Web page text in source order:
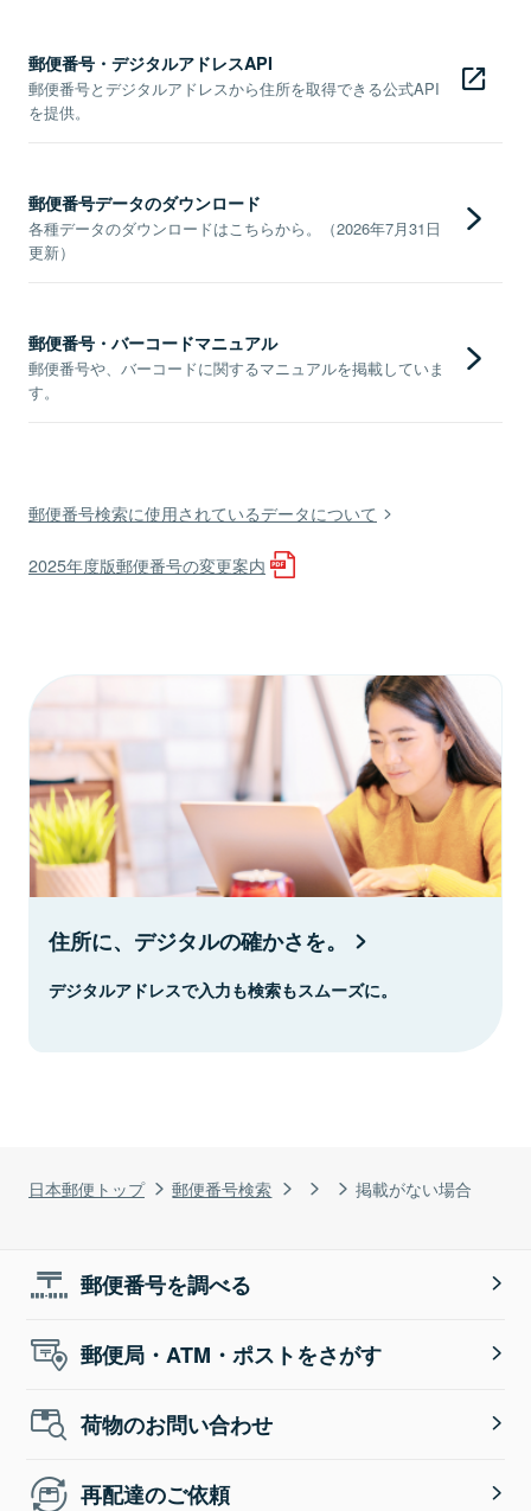
日本郵便トップ 郵便番号検索 掲載がない場合
郵便番号・デジタルアドレスAPI
郵便番号とデジタルアドレスから住所を取得できる公式API
を提供。
郵便番号データのダウンロード
各種データのダウンロードはこちらから。（2026年7月31日
更新）
郵便番号・バーコードマニュアル
郵便番号や、バーコードに関するマニュアルを掲載していま
す。
郵便番号検索に使用されているデータについて
2025年度版郵便番号の変更案内
住所に、デジタルの確かさを。
デジタルアドレスで入力も検索もスムーズに。
郵便番号を調べる
郵便局・ATM・ポストをさがす
荷物のお問い合わせ
再配達のご依頼